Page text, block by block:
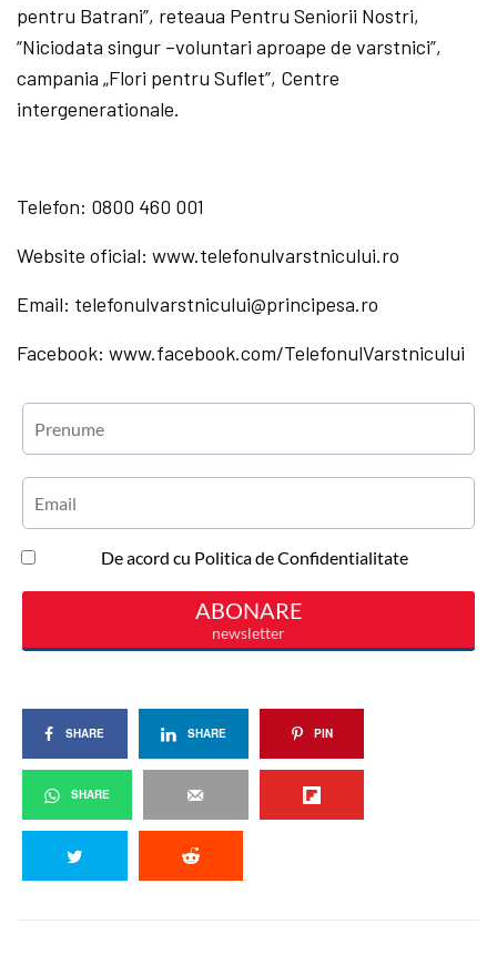
pentru Batrani”, reteaua Pentru Seniorii Nostri,
“Niciodata singur –voluntari aproape de varstnici”,
campania „Flori pentru Suflet”, Centre
intergenerationale.
Telefon: 0800 460 001
Website oficial: www.telefonulvarstnicului.ro
Email: telefonulvarstnicului@principesa.ro
Facebook: www.facebook.com/TelefonulVarstnicului
SHARE SHARE PIN
SHARE